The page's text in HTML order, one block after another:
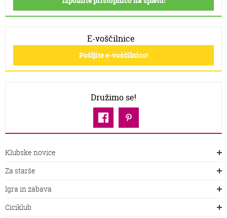
E-voščilnice
Pošljite e-voščilnico!
Družimo se!
Klubske novice
Za starše
Igra in zabava
Ciciklub